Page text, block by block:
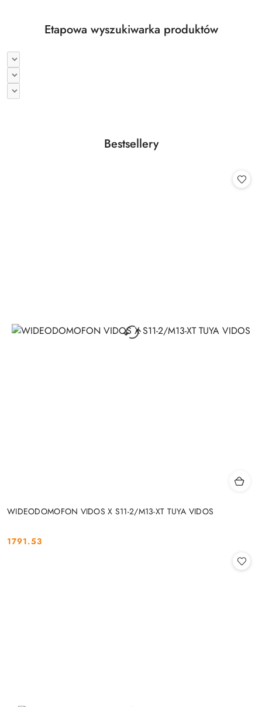
Etapowa wyszukiwarka produktów
Pomiń karuzelę produktów
Produkty
Bestsellery
WIDEODOMOFON VIDOS X S11-2/M13-XT TUYA VIDOS
Cena:
1791.53